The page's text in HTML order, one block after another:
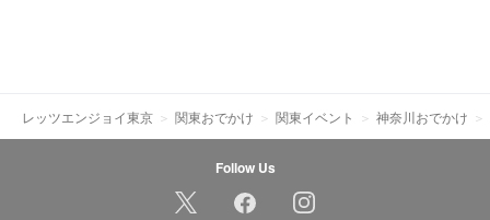
レッツエンジョイ東京 関東おでかけ 関東イベント 神奈川おでかけ
Follow Us